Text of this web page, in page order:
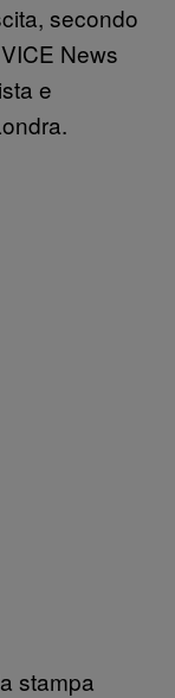
secondo
News
e
stampa